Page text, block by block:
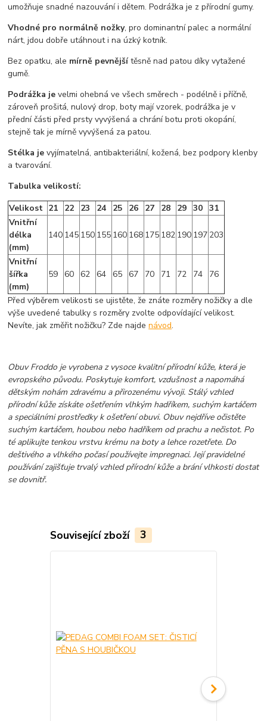
umožňuje snadné nazouvání i dětem. Podrážka je z přírodní gumy.
Vhodné pro normálně nožky, pro dominantní palec a normální
nárt, jdou dobře utáhnout i na úzký kotník.
Bez opatku, ale mírně pevnějšítěsně nad patou díky vytažené
gumě.
Podrážka je velmi ohebná ve všech směrech - podélně i příčně,
zároveň prošitá, nulový drop, boty mají vzorek, podrážka je v
přední části před prsty vyvýšená a chrání botu proti okopání,
stejně tak je mírně vyvýšená za patou.
Stélka jevyjímatelná, antibakteriální, kožená, bez podpory klenby
a tvarování.
Tabulka velikostí:
Velikost 21 22 23 24 25 26 27 28 29 30 31
Vnitřní
délka
(mm)
140 145 150 155 160 168 175 182 190 197 203
Vnitřní
šířka
(mm)
59 60 62 64 65 67 70 71 72 74 76
Před výběrem velikosti se ujistěte, že znáte rozměry nožičky a dle
výše uvedené tabulky s rozměry zvolte odpovídající velikost.
Nevíte, jak změřit nožičku? Zde najdenávod.
Obuv Froddo je vyrobena z vysoce kvalitní přírodní kůže, která je
evropského původu. Poskytuje komfort, vzdušnost a napomáhá
dětským nohám zdravému a přirozenému vývoji. Stálý vzhled
přírodní kůže získáte ošetřením vlhkým hadříkem, suchým kartáčem
a speciálními prostředky k ošetření obuvi. Obuv nejdříve očistěte
suchým kartáčem, houbou nebo hadříkem od prachu a nečistot. Po
té aplikujte tenkou vrstvu krému na boty a lehce rozetřete. Do
deštivého a vlhkého počasí používejte impregnaci. Její pravidelné
používání zajišťuje trvalý vzhled přírodní kůže a brání vlhkosti dostat
se dovnitř.
Související zboží 3